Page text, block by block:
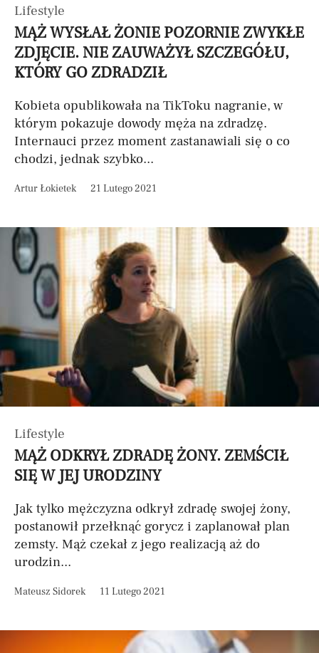
Lifestyle
MĄŻ WYSŁAŁ ŻONIE POZORNIE ZWYKŁE
ZDJĘCIE. NIE ZAUWAŻYŁ SZCZEGÓŁU,
KTÓRY GO ZDRADZIŁ
Kobieta opublikowała na TikToku nagranie, w
którym pokazuje dowody męża na zdradzę.
Internauci przez moment zastanawiali się o co
chodzi, jednak szybko...
Artur Łokietek 21 Lutego 2021
Lifestyle
MĄŻ ODKRYŁ ZDRADĘ ŻONY. ZEMŚCIŁ
SIĘ W JEJ URODZINY
Jak tylko mężczyzna odkrył zdradę swojej żony,
postanowił przełknąć gorycz i zaplanował plan
zemsty. Mąż czekał z jego realizacją aż do
urodzin...
Mateusz Sidorek 11 Lutego 2021